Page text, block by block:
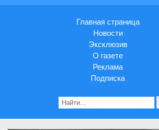
Главная страница
Новости
Эксклюзив
О газете
Реклама
Подписка